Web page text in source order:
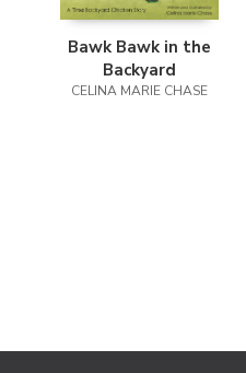
Bawk Bawk in the
Backyard
CELINA MARIE CHASE